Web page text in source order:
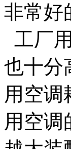
非常好
工厂
也十分
用空调
用空调